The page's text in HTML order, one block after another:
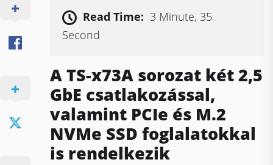
Read Time: 3 Minute, 35
Second
A TS-x73A sorozat két 2,5
GbE csatlakozással,
valamint PCIe és M.2
NVMe SSD foglalatokkal
is rendelkezik